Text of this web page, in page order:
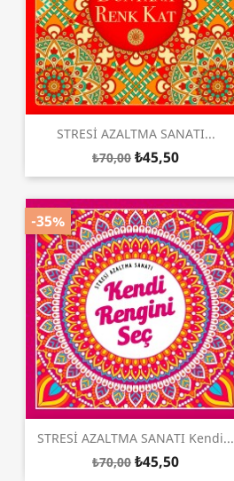
STRESİ AZALTMA SANATI...
₺70,00 ₺45,50
STRESİ AZALTMA SANATI Kendi...
₺70,00 ₺45,50
-35%